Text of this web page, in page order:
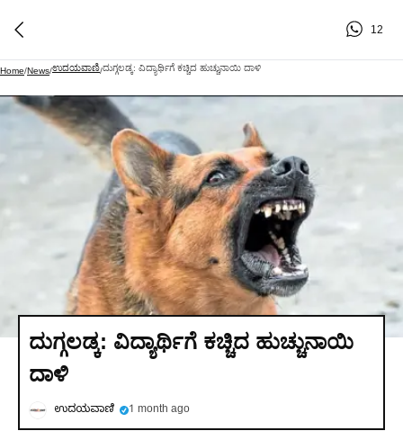
12
Home/News/ಉದಯವಾಣಿ/ದುಗ್ಗಲಡ್ಕ: ವಿದ್ಯಾರ್ಥಿಗೆ ಕಚ್ಚಿದ ಹುಚ್ಚುನಾಯಿ ದಾಳಿ
ದುಗ್ಗಲಡ್ಕ: ವಿದ್ಯಾರ್ಥಿಗೆ ಕಚ್ಚಿದ ಹುಚ್ಚುನಾಯಿ
ದಾಳಿ
ಉದಯವಾಣಿ 1 month ago